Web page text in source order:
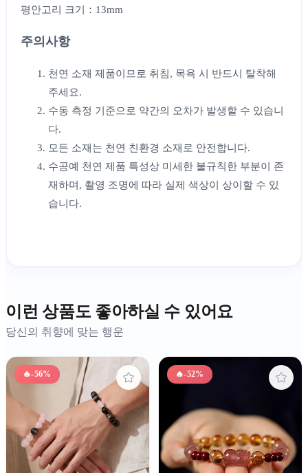
평안고리 크기：13mm
주의사항
천연 소재 제품이므로 취침, 목욕 시 반드시 탈착해
주세요.
수동 측정 기준으로 약간의 오차가 발생할 수 있습니
다.
모든 소재는 천연 친환경 소재로 안전합니다.
수공예 천연 제품 특성상 미세한 불규칙한 부분이 존
재하며, 촬영 조명에 따라 실제 색상이 상이할 수 있
습니다.
이런 상품도 좋아하실 수 있어요
당신의 취향에 맞는 행운
🔥-56% 🔥-52%